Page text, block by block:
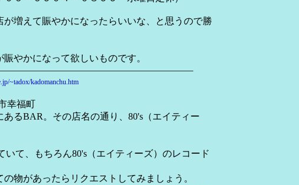
増えて賑やかになったらいいな、と思うので勝
やかになって欲しいものです。
~tadox/kadomanchu.htm
幸福町
るBAR。その店名の通り、80's（エイティー
て、もちろん80's（エイティーズ）のレコード
物があったらリクエストしてみましょう。